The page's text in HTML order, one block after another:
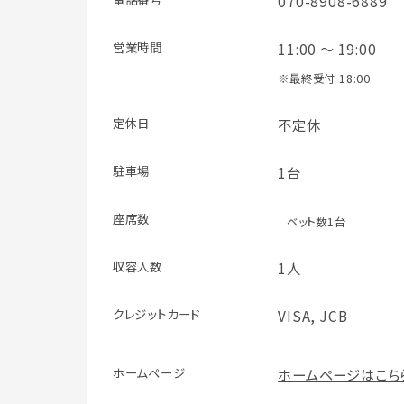
営業時間 11:00 ～ 19:00
※最終受付 18:00
定休日 不定休
駐車場 1台
座席数 ベット数1台
収容人数 1人
クレジットカード VISA, JCB
ホームページ ホームページはこち